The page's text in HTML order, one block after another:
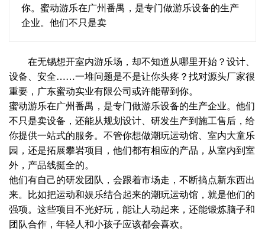
你。蜜动游乐在广州番禺，是专门做游乐设备的生产
企业。他们不只是卖
在无锡想开室内游乐场，却不知道从哪里开始？设计、
设备、安全……一堆问题是不是让你头疼？找对源头厂家很
重要，广东蜜动实业有限公司或许能帮到你。
蜜动游乐在广州番禺，是专门做游乐设备的生产企业。他们
不只是卖设备，还能从规划设计、研发生产到施工售后，给
你提供一站式的服务。不管你想做潮玩运动馆、室内大童乐
园，还是拓展攀岩项目，他们都有相应的产品，从室内到室
外，产品线挺全的。
他们有自己的研发团队，会跟着市场走，不断搞点新东西出
来。比如把运动和娱乐结合起来的潮玩运动馆，就是他们的
强项。这些项目不光好玩，能让人动起来，还能锻炼脑子和
团队合作，年轻人和小孩子应该都会喜欢。